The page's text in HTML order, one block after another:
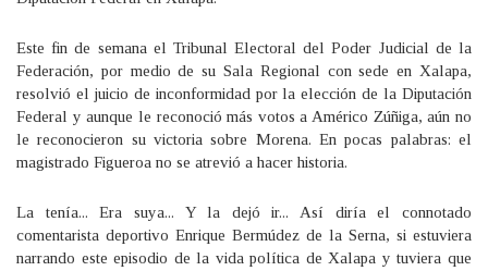
Este fin de semana el Tribunal Electoral del Poder Judicial de la
Federación, por medio de su Sala Regional con sede en Xalapa,
resolvió el juicio de inconformidad por la elección de la Diputación
Federal y aunque le reconoció más votos a Américo Zúñiga, aún no
le reconocieron su victoria sobre Morena. En pocas palabras: el
magistrado Figueroa no se atrevió a hacer historia.
La tenía... Era suya... Y la dejó ir... Así diría el connotado
comentarista deportivo Enrique Bermúdez de la Serna, si estuviera
narrando este episodio de la vida política de Xalapa y tuviera que